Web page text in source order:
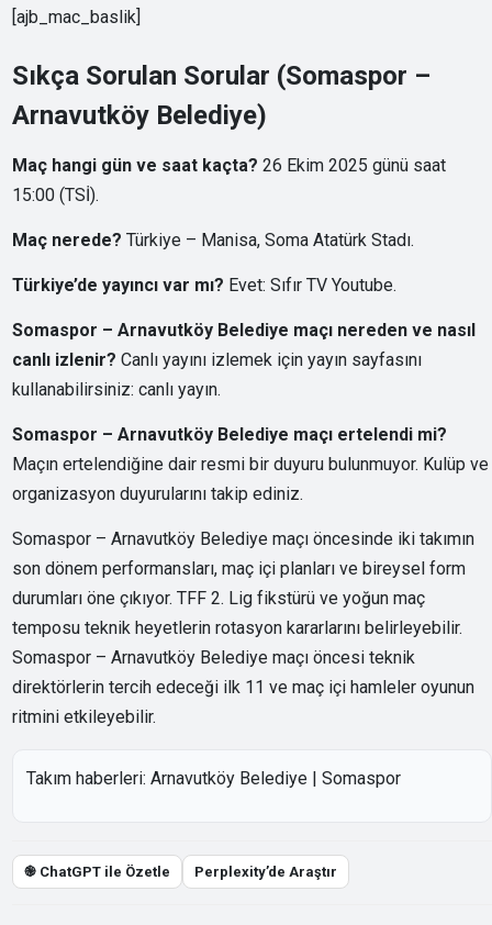
[ajb_mac_baslik]
Sıkça Sorulan Sorular (Somaspor –
Arnavutköy Belediye)
Maç hangi gün ve saat kaçta? 26 Ekim 2025 günü saat
15:00 (TSİ).
Maç nerede? Türkiye – Manisa, Soma Atatürk Stadı.
Türkiye’de yayıncı var mı? Evet: Sıfır TV Youtube.
Somaspor – Arnavutköy Belediye maçı nereden ve nasıl
canlı izlenir? Canlı yayını izlemek için yayın sayfasını
kullanabilirsiniz:canlı yayın.
Somaspor – Arnavutköy Belediye maçı ertelendi mi?
Maçın ertelendiğine dair resmi bir duyuru bulunmuyor. Kulüp ve
organizasyon duyurularını takip ediniz.
Somaspor – Arnavutköy Belediye maçı öncesinde iki takımın
son dönem performansları, maç içi planları ve bireysel form
durumları öne çıkıyor. TFF 2. Lig fikstürü ve yoğun maç
temposu teknik heyetlerin rotasyon kararlarını belirleyebilir.
Somaspor – Arnavutköy Belediye maçı öncesi teknik
direktörlerin tercih edeceği ilk 11 ve maç içi hamleler oyunun
ritmini etkileyebilir.
Takım haberleri:Arnavutköy Belediye |Somaspor
֎ ChatGPT ile Özetle Perplexity’de Araştır